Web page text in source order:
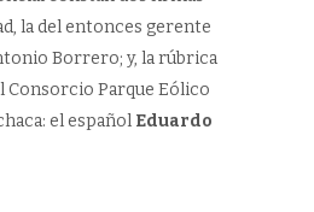
la del entonces gerente
Borrero; y, la rúbrica
Consorcio Parque Eólico
el español Eduardo